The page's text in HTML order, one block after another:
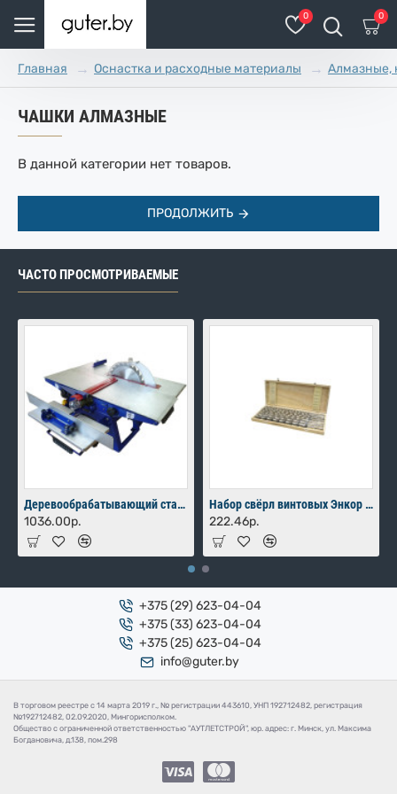
0 0
Главная Оснастка и расходные материалы Алмазные,
ЧАШКИ АЛМАЗНЫЕ
В данной категории нет товаров.
ПРОДОЛЖИТЬ
ЧАСТО ПРОСМОТРИВАЕМЫЕ
Деревообрабатывающий станок Мастер-Практик 2000
1036.00р.
Набор свёрл винтовых Энкор для дерева 8 шт (10-24х460 мм) в коробке
222.46р.
+375 (29) 623-04-04
+375 (33) 623-04-04
+375 (25) 623-04-04
info@guter.by
В торговом реестре с 14 марта 2019 г., № регистрации 443610, УНП 192712482, регистрация
№192712482, 02.09.2020, Мингорисполком.
Общество с ограниченной ответственностью "АУТЛЕТСТРОЙ", юр. адрес: г. Минск, ул. Максима
Богдановича, д.138, пом.298